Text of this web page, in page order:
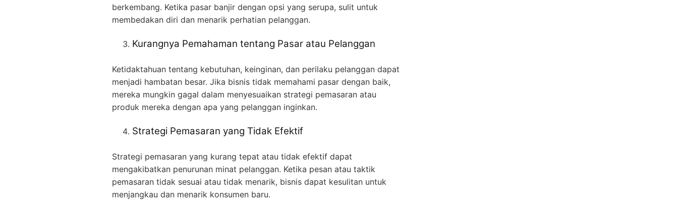
berkembang. Ketika pasar banjir dengan opsi yang serupa, sulit untuk
membedakan diri dan menarik perhatian pelanggan.
Kurangnya Pemahaman tentang Pasar atau Pelanggan
Ketidaktahuan tentang kebutuhan, keinginan, dan perilaku pelanggan dapat
menjadi hambatan besar. Jika bisnis tidak memahami pasar dengan baik,
mereka mungkin gagal dalam menyesuaikan strategi pemasaran atau
produk mereka dengan apa yang pelanggan inginkan.
Strategi Pemasaran yang Tidak Efektif
Strategi pemasaran yang kurang tepat atau tidak efektif dapat
mengakibatkan penurunan minat pelanggan. Ketika pesan atau taktik
pemasaran tidak sesuai atau tidak menarik, bisnis dapat kesulitan untuk
menjangkau dan menarik konsumen baru.